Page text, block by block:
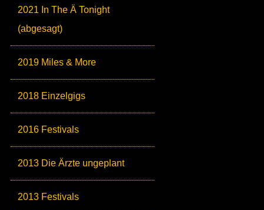
2021 In The Ä Tonight
(abgesagt)
2019 Miles & More
2018 Einzelgigs
2016 Festivals
2013 Die Ärzte ungeplant
2013 Festivals